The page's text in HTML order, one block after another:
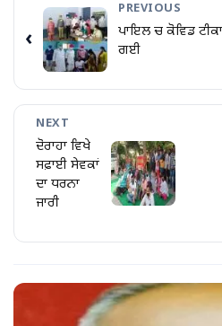
‹
PREVIOUS
ਪਾਇਲ ਚ ਕੋਵਿਡ
ਗਈ
NEXT
ਦੋਰਾਹਾ ਵਿਖੇ
ਸਫ਼ਾਈ ਸੇਵਕਾਂ
ਦਾ ਧਰਨਾ
ਜਾਰੀ